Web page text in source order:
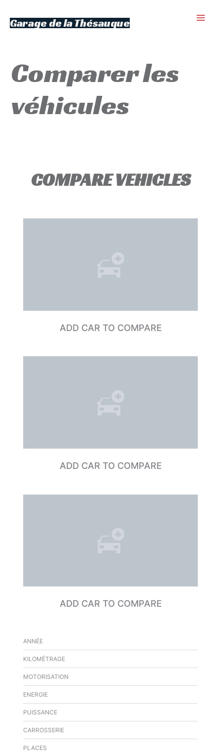
contenu
Garage de la Thésauque
Comparer les
véhicules
COMPARE VEHICLES
ADD CAR TO COMPARE
ADD CAR TO COMPARE
ADD CAR TO COMPARE
ANNÉE
KILOMÉTRAGE
MOTORISATION
ENERGIE
PUISSANCE
CARROSSERIE
PLACES